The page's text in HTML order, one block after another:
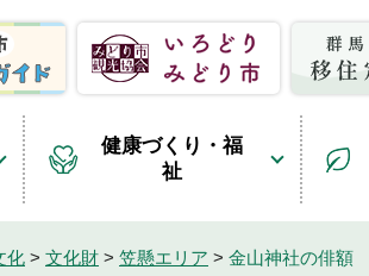
健康づくり・福
祉
化 > 文化財 > 笠懸エリア > 金山神社の俳額